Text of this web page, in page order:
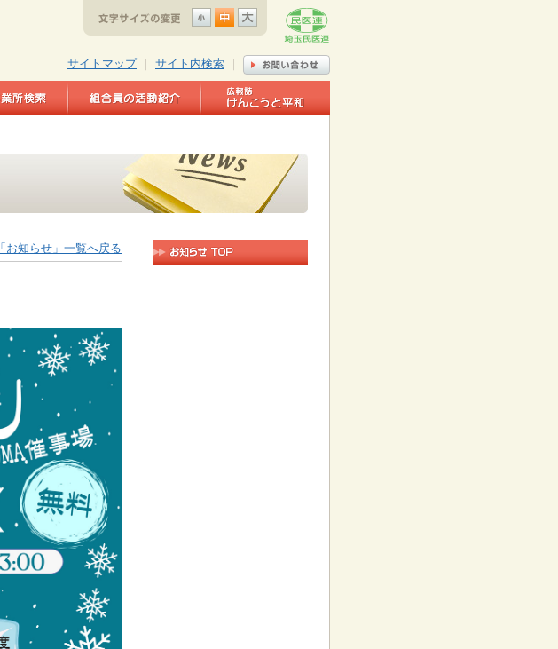
サイトマップ｜ サイト内検索
「お知らせ」一覧へ戻る